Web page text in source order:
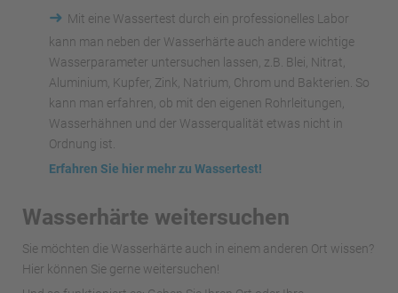
➜ Mit eine Wassertest durch ein professionelles Labor
kann man neben der Wasserhärte auch andere wichtige
Wasserparameter untersuchen lassen, z.B. Blei, Nitrat,
Aluminium, Kupfer, Zink, Natrium, Chrom und Bakterien. So
kann man erfahren, ob mit den eigenen Rohrleitungen,
Wasserhähnen und der Wasserqualität etwas nicht in
Ordnung ist.
Erfahren Sie hier mehr zu Wassertest!
Wasserhärte weitersuchen
Sie möchten die Wasserhärte auch in einem anderen Ort wissen?
Hier können Sie gerne weitersuchen!